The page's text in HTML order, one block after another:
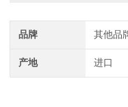
品牌 其他品
产地 进口